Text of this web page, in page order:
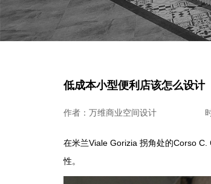
低成本小型便利店该怎么设计
作者：万维商业空间设计
在米兰Viale Gorizia 拐角处的Corso
性。